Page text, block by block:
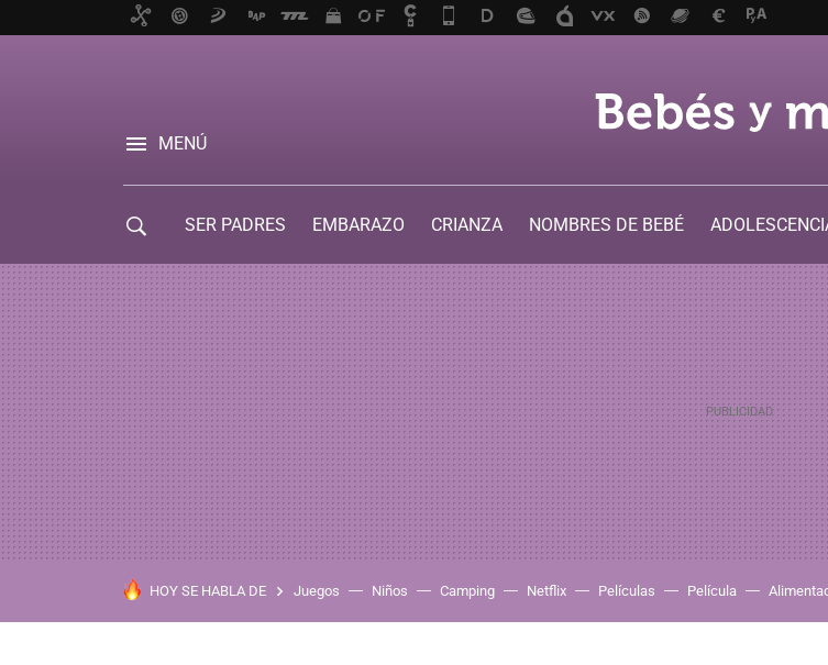
MENÚ
SER PADRES EMBARAZO CRIANZA NOMBRES DE BEBÉ
HOY SE HABLA DE Juegos Niños Camping Netflix Películas Película